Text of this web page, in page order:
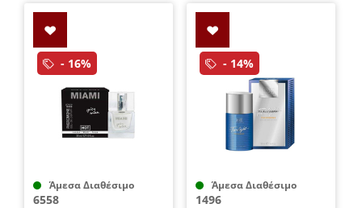
- 16%
Άμεσα Διαθέσιμο
6558
- 14%
Άμεσα Διαθέσιμο
1496